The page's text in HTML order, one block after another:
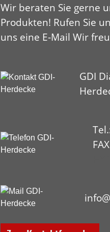
Wir beraten Sie gerne
Produkten! Rufen Sie
uns eine E-Mail Wir
GDI